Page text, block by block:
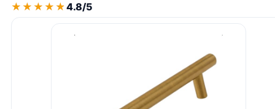
★★★★★
★★★★★ 4.8/5